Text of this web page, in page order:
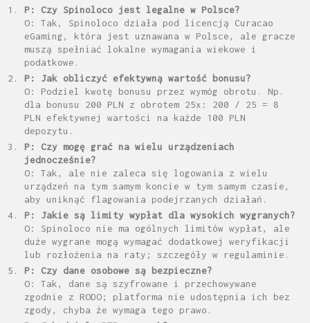
P: Czy Spinoloco jest legalne w Polsce?
O: Tak, Spinoloco działa pod licencją Curacao
eGaming, która jest uznawana w Polsce, ale gracze
muszą spełniać lokalne wymagania wiekowe i
podatkowe.
P: Jak obliczyć efektywną wartość bonusu?
O: Podziel kwotę bonusu przez wymóg obrotu. Np.
dla bonusu 200 PLN z obrotem 25x: 200 / 25 = 8
PLN efektywnej wartości na każde 100 PLN
depozytu.
P: Czy mogę grać na wielu urządzeniach
jednocześnie?
O: Tak, ale nie zaleca się logowania z wielu
urządzeń na tym samym koncie w tym samym czasie,
aby uniknąć flagowania podejrzanych działań.
P: Jakie są limity wypłat dla wysokich wygranych?
O: Spinoloco nie ma ogólnych limitów wypłat, ale
duże wygrane mogą wymagać dodatkowej weryfikacji
lub rozłożenia na raty; szczegóły w regulaminie.
P: Czy dane osobowe są bezpieczne?
O: Tak, dane są szyfrowane i przechowywane
zgodnie z RODO; platforma nie udostępnia ich bez
zgody, chyba że wymaga tego prawo.